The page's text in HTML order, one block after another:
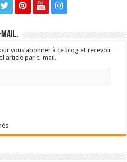
mail.
vous abonner à ce blog et recevoir
article par e-mail.